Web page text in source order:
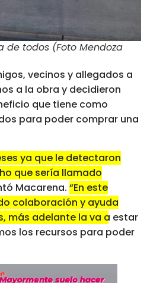
de todos (Foto Mendoza
vecinos y allegados a
a la obra y decidieron
que tiene como
para poder comprar una
ya que le detectaron
que sería llamado
Macarena. “En este
colaboración y ayuda
más adelante la va a estar
los recursos para poder